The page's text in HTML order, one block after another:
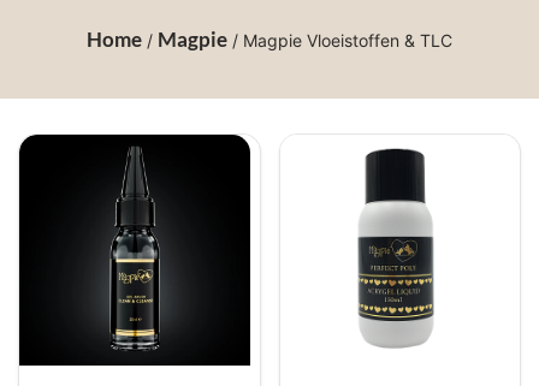
Home / Magpie / Magpie Vloeistoffen & TLC